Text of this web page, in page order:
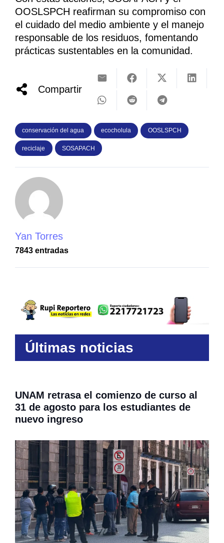
OOSLSPCH reafirman su compromiso con
el cuidado del medio ambiente y el manejo
responsable de los residuos, fomentando
prácticas sustentables en la comunidad.
Compartir
conservación del agua ecocholula OOSLSPCH
reciclaje SOSAPACH
Yan Torres
7843 entradas
Últimas noticias
UNAM retrasa el comienzo de curso al
31 de agosto para los estudiantes de
nuevo ingreso